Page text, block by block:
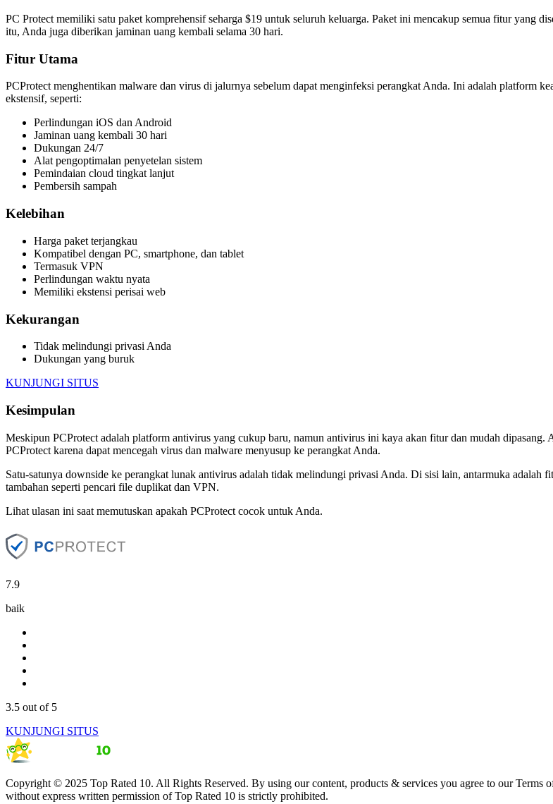
PC Protect memiliki satu paket komprehensif seharga $19 untuk seluruh keluarga. Paket ini mencakup semua fitur yang
itu, Anda juga diberikan jaminan uang kembali selama 30 hari.
Fitur Utama
PCProtect menghentikan malware dan virus di jalurnya sebelum dapat menginfeksi perangkat Anda. Ini adalah platform
ekstensif, seperti:
Perlindungan iOS dan Android
Jaminan uang kembali 30 hari
Dukungan 24/7
Alat pengoptimalan penyetelan sistem
Pemindaian cloud tingkat lanjut
Pembersih sampah
Kelebihan
Harga paket terjangkau
Kompatibel dengan PC, smartphone, dan tablet
Termasuk VPN
Perlindungan waktu nyata
Memiliki ekstensi perisai web
Kekurangan
Tidak melindungi privasi Anda
Dukungan yang buruk
KUNJUNGI SITUS
Kesimpulan
Meskipun PCProtect adalah platform antivirus yang cukup baru, namun antivirus ini kaya akan fitur dan mudah
PCProtect karena dapat mencegah virus dan malware menyusup ke perangkat Anda.
Satu-satunya downside ke perangkat lunak antivirus adalah tidak melindungi privasi Anda. Di sisi lain, antarmuka adalah
tambahan seperti pencari file duplikat dan VPN.
Lihat ulasan ini saat memutuskan apakah PCProtect cocok untuk Anda.
7.9
baik
3.5 out of 5
KUNJUNGI SITUS
Copyright © 2025 Top Rated 10. All Rights Reserved. By using our content, products & services you agree to our
without express written permission of Top Rated 10 is strictly prohibited.